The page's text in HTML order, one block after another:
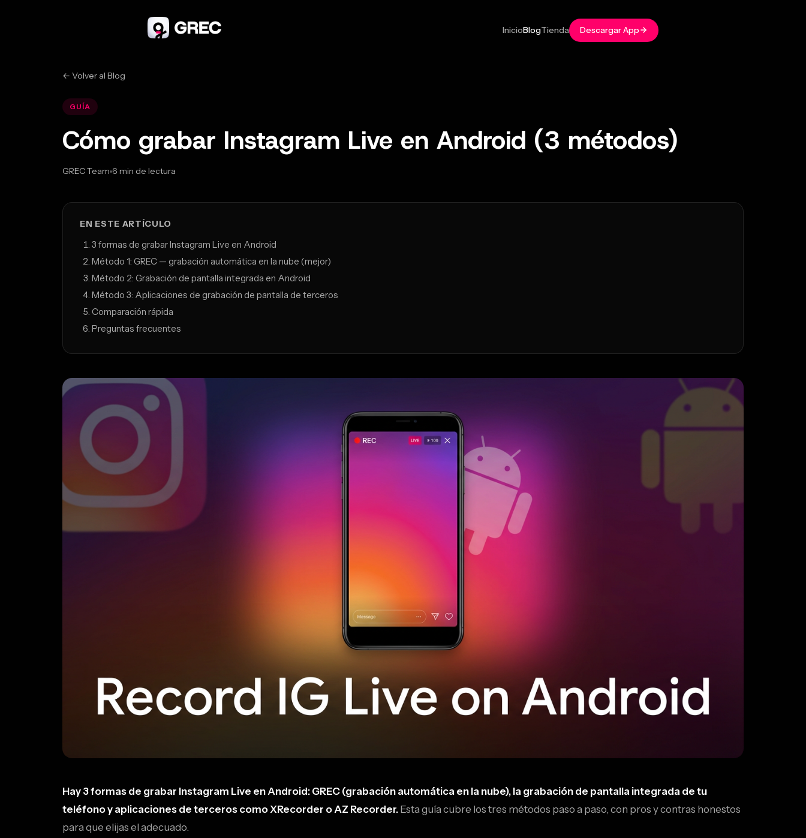
InicioBlogTienda Descargar App
← Volver al Blog
GUÍA
Cómo grabar Instagram Live en Android (3 métodos)
GREC Team 6 min de lectura
Feb 17, 2026
EN ESTE ARTÍCULO
3 formas de grabar Instagram Live en Android
Método 1: GREC — grabación automática en la nube (mejor)
Método 2: Grabación de pantalla integrada en Android
Método 3: Aplicaciones de grabación de pantalla de terceros
Comparación rápida
Preguntas frecuentes
Hay 3 formas de grabar Instagram Live en Android: GREC (grabación automática en la nube), la grabación de pantalla integrada de tu
teléfono y aplicaciones de terceros como XRecorder o AZ Recorder. Esta guía cubre los tres métodos paso a paso, con pros y contras honestos
para que elijas el adecuado.